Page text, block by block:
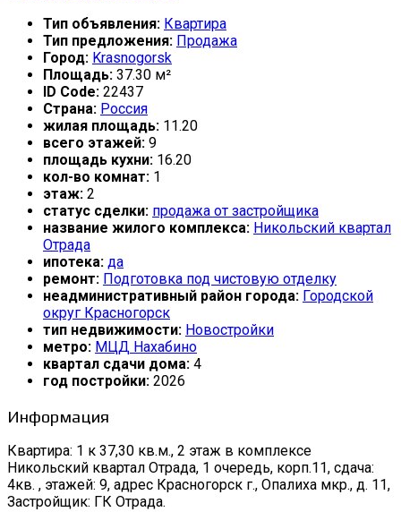
Тип объявления: Квартира
Тип предложения: Продажа
Город: Krasnogorsk
Площадь: 37.30 м²
ID Code: 22437
Страна: Россия
жилая площадь: 11.20
всего этажей: 9
площадь кухни: 16.20
кол-во комнат: 1
этаж: 2
статус сделки: продажа от застройщика
название жилого комплекса: Никольский квартал
Отрада
ипотека: да
ремонт: Подготовка под чистовую отделку
неадминистративный район города: Городской
округ Красногорск
тип недвижимости: Новостройки
метро: МЦД Нахабино
квартал сдачи дома: 4
год постройки: 2026
Информация
Квартира: 1 к 37,30 кв.м., 2 этаж в комплексе
Никольский квартал Отрада, 1 очередь, корп.11, сдача:
4кв. , этажей: 9, адрес Красногорск г., Опалиха мкр., д. 11,
Застройщик: ГК Отрада.